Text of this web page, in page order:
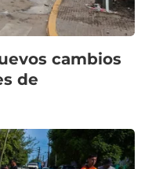
cambios
de